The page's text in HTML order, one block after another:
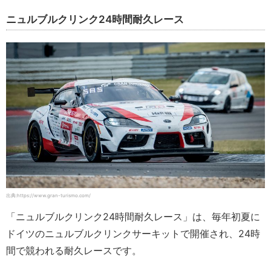
ニュルブルクリンク24時間耐久レース
出典:https://www.gran-turismo.com/
「ニュルブルクリンク24時間耐久レース」は、毎年初夏に
ドイツのニュルブルクリンクサーキットで開催され、24時
間で競われる耐久レースです。